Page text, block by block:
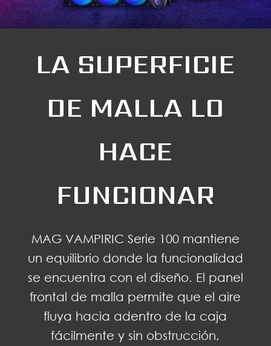
LA SUPERFICIE
DE MALLA LO
HACE
FUNCIONAR
MAG VAMPIRIC Serie 100 mantiene
un equilibrio donde la funcionalidad
se encuentra con el diseño. El panel
frontal de malla permite que el aire
fluya hacia adentro de la caja
fácilmente y sin obstrucción,